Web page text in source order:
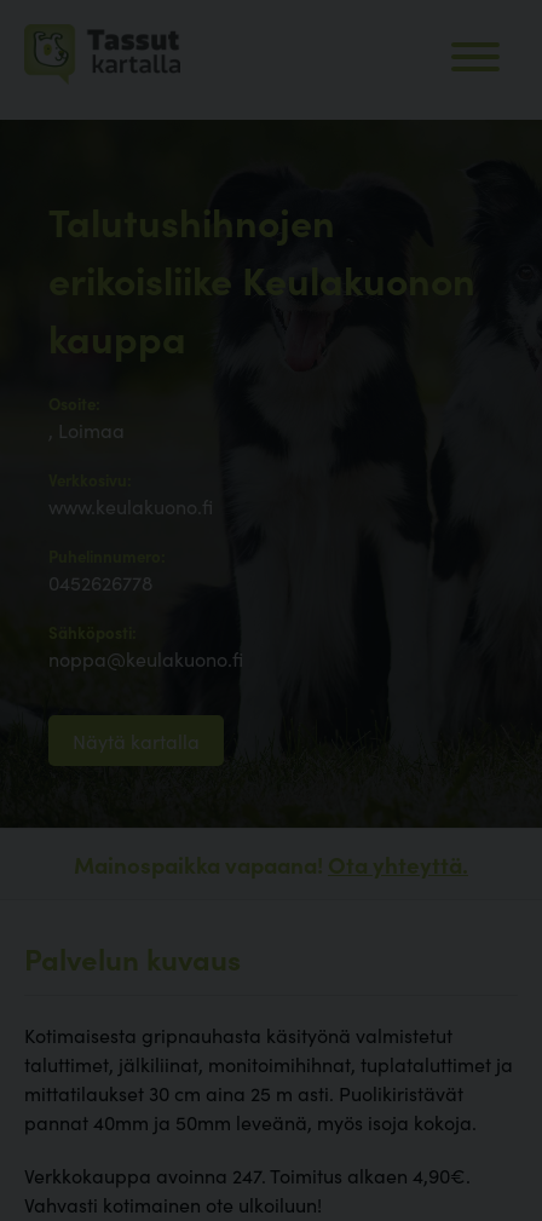
Talutushihnojen
erikoisliike Keulakuonon
kauppa
, Loimaa
www.keulakuono.fi
0452626778
noppa@keulakuono.fi
Näytä kartalla
Mainospaikka vapaana! Ota yhteyttä.
Palvelun kuvaus
Kotimaisesta gripnauhasta käsityönä valmistetut
taluttimet, jälkiliinat, monitoimihihnat, tuplataluttimet ja
mittatilaukset 30 cm aina 25 m asti. Puolikiristävät
pannat 40mm ja 50mm leveänä, myös isoja kokoja.
Verkkokauppa avoinna 247. Toimitus alkaen 4,90€.
Vahvasti kotimainen ote ulkoiluun!